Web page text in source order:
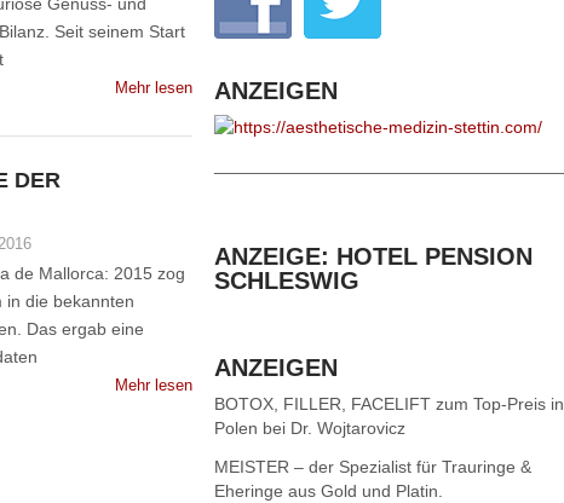
Seit seinem Start
Mehr lesen
DER
de Mallorca: 2015 zog
in die bekannten
Das ergab eine
Mehr lesen
ANZEIGEN
ANZEIGE: HOTEL PENSION
SCHLESWIG
ANZEIGEN
BOTOX, FILLER, FACELIFT zum Top-Preis in
Polen bei Dr. Wojtarovicz
MEISTER – der Spezialist für Trauringe &
Eheringe aus Gold und Platin.